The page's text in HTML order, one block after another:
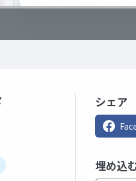
シェア
埋め込